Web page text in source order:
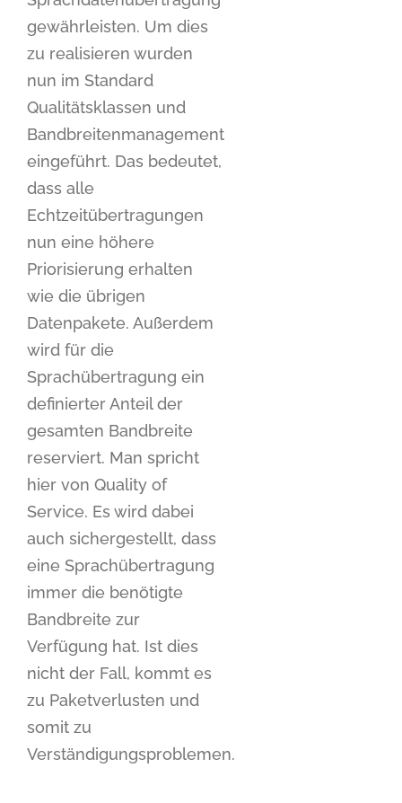
gewährleisten. Um dies
zu realisieren wurden
nun im Standard
Qualitätsklassen und
Bandbreitenmanagement
eingeführt. Das bedeutet,
dass alle
Echtzeitübertragungen
nun eine höhere
Priorisierung erhalten
wie die übrigen
Datenpakete. Außerdem
wird für die
Sprachübertragung ein
definierter Anteil der
gesamten Bandbreite
reserviert. Man spricht
hier von Quality of
Service. Es wird dabei
auch sichergestellt, dass
eine Sprachübertragung
immer die benötigte
Bandbreite zur
Verfügung hat. Ist dies
nicht der Fall, kommt es
zu Paketverlusten und
somit zu
Verständigungsproblemen.